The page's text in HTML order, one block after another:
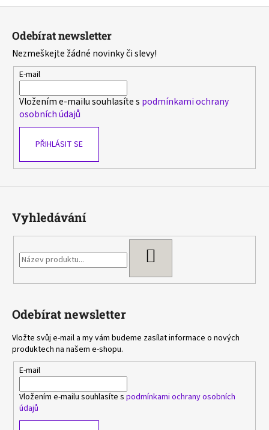
Odebírat newsletter
Nezmeškejte žádné novinky či slevy!
E-mail
Vložením e-mailu souhlasíte s podmínkami ochrany
osobních údajů
PŘIHLÁSIT SE
Vyhledávání
Odebírat newsletter
Vložte svůj e-mail a my vám budeme zasílat informace o nových
produktech na našem e-shopu.
E-mail
Vložením e-mailu souhlasíte s podmínkami ochrany osobních
údajů